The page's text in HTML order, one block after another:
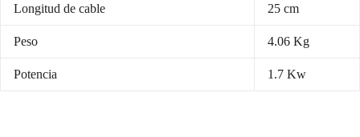
Longitud de cable 25 cm
Peso 4.06 Kg
Potencia 1.7 Kw